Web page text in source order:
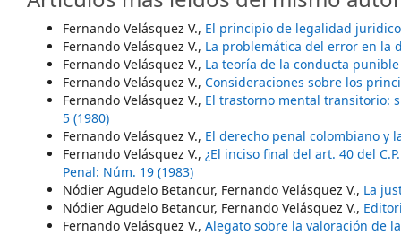
Fernando Velásquez V., El principio de legalidad
Fernando Velásquez V., La problemática del error en la
Fernando Velásquez V., La teoría de la conducta
Fernando Velásquez V., Consideraciones sobre los
Fernando Velásquez V., El trastorno mental transitorio:
5 (1980)
Fernando Velásquez V., El derecho penal colombiano y
Fernando Velásquez V., ¿El inciso final del art. 40 del
Penal: Núm. 19 (1983)
Nódier Agudelo Betancur, Fernando Velásquez V., La
Nódier Agudelo Betancur, Fernando Velásquez V.,
Fernando Velásquez V., Alegato sobre la valoración de